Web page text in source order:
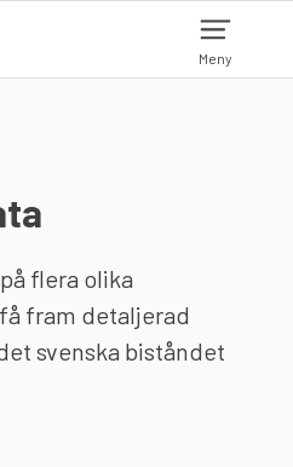
Meny
flera olika
fram detaljerad
svenska biståndet